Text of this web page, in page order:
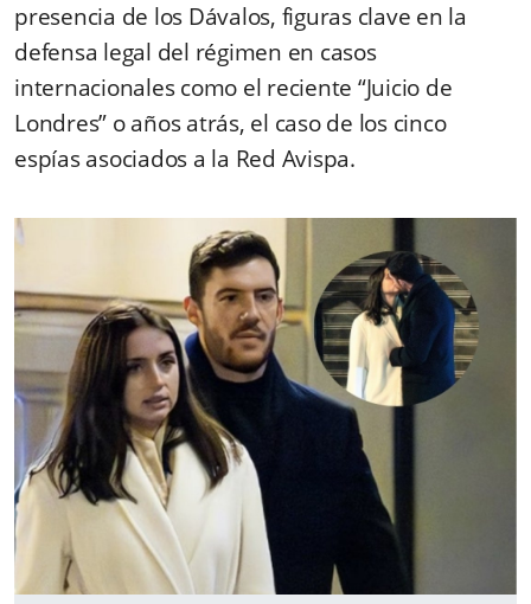
presencia de los Dávalos, figuras clave en la
defensa legal del régimen en casos
internacionales como el reciente “Juicio de
Londres” o años atrás, el caso de los cinco
espías asociados a la Red Avispa.